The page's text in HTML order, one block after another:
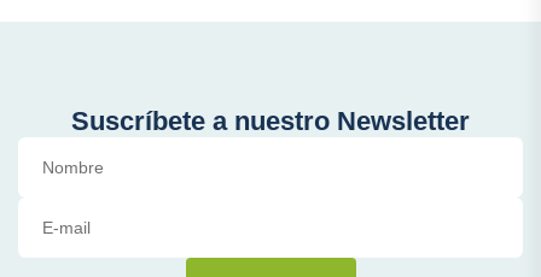
Suscríbete a nuestro Newsletter